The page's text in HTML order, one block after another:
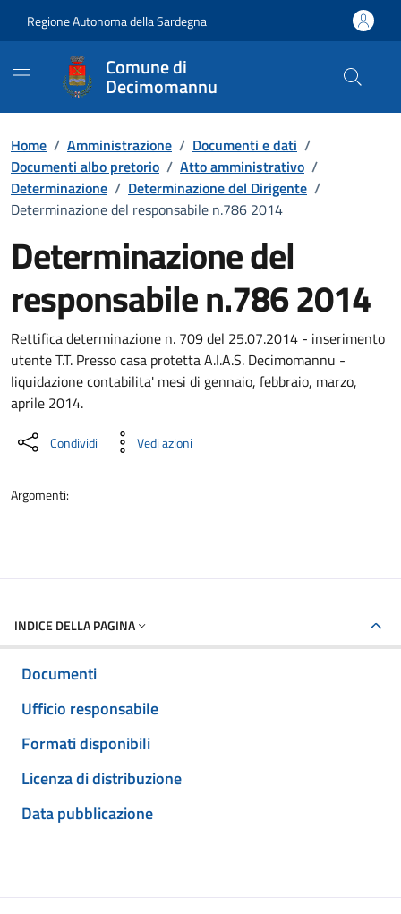
Regione Autonoma della Sardegna
Comune di
Decimomannu
Home / Amministrazione / Documenti e dati /
Documenti albo pretorio / Atto amministrativo /
Determinazione / Determinazione del Dirigente /
Determinazione del responsabile n.786 2014
Determinazione del
responsabile n.786 2014
Dettaglio del documento
Rettifica determinazione n. 709 del 25.07.2014 - inserimento
utente T.T. Presso casa protetta A.I.A.S. Decimomannu -
liquidazione contabilita' mesi di gennaio, febbraio, marzo,
aprile 2014.
Condividi Vedi azioni
Argomenti:
INDICE DELLA PAGINA
Documenti
Ufficio responsabile
Formati disponibili
Licenza di distribuzione
Data pubblicazione